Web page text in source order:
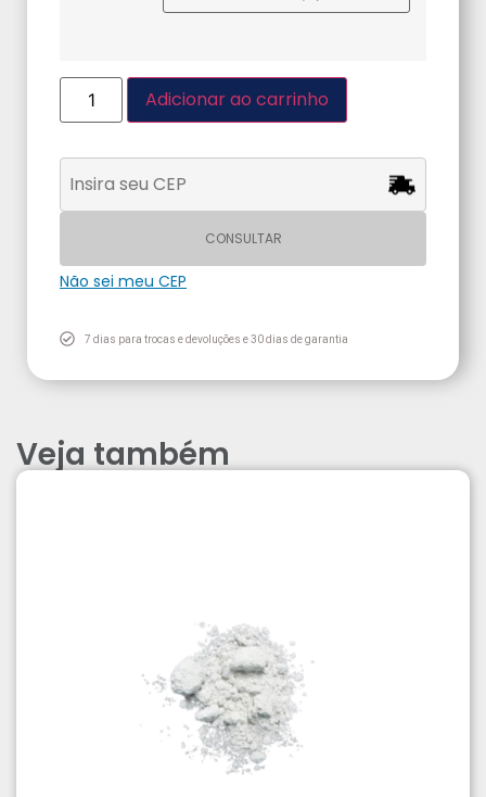
Adicionar ao carrinho
CONSULTAR
Não sei meu CEP
7 dias para trocas e devoluções e 30 dias de garantia
Veja também